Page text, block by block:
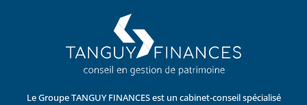
Le Groupe TANGUY FINANCES est un cabinet-conseil spécialisé